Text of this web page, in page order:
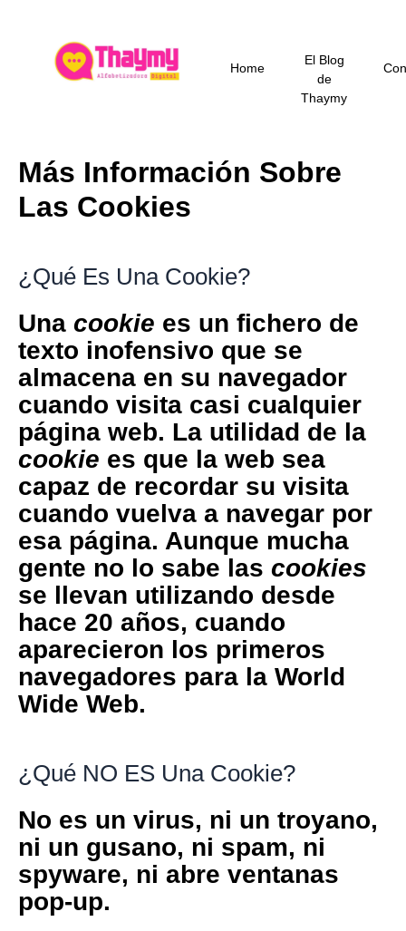
contenido
Home
El Blog
de
Thaymy
Más Información Sobre
Las Cookies
¿Qué Es Una Cookie?
Una cookie es un fichero de
texto inofensivo que se
almacena en su navegador
cuando visita casi cualquier
página web. La utilidad de la
cookie es que la web sea
capaz de recordar su visita
cuando vuelva a navegar por
esa página. Aunque mucha
gente no lo sabe las cookies
se llevan utilizando desde
hace 20 años, cuando
aparecieron los primeros
navegadores para la World
Wide Web.
¿Qué NO ES Una Cookie?
No es un virus, ni un troyano,
ni un gusano, ni spam, ni
spyware, ni abre ventanas
pop-up.